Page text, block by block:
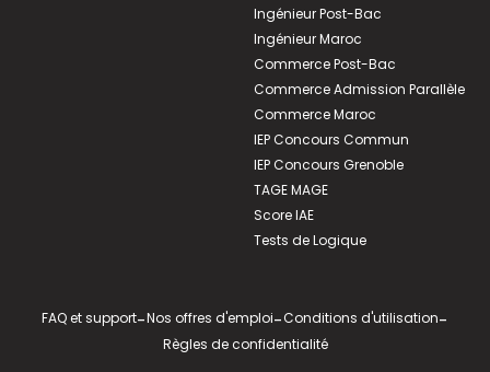
Ingénieur Post-Bac
Ingénieur Maroc
Commerce Post-Bac
Commerce Admission Parallèle
Commerce Maroc
IEP Concours Commun
IEP Concours Grenoble
TAGE MAGE
Score IAE
Tests de Logique
FAQ et support-Nos offres d'emploi-Conditions d'utilisation-
Règles de confidentialité